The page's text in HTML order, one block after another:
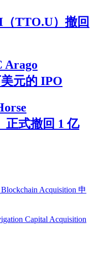
TTO.U）撤回
Arago
元的 IPO
正式撤回 1 亿
Acquisition 申
Capital Acquisition